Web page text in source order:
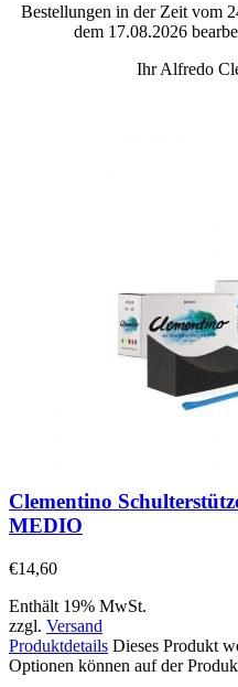
Bestellungen in der Zeit vom
dem 17.08.2026
Ihr Alfredo
Clementino
MEDIO
€14,60
Enthält 19% MwSt.
zzgl. Versand
Produktdetails Dieses Produkt
Optionen können auf der